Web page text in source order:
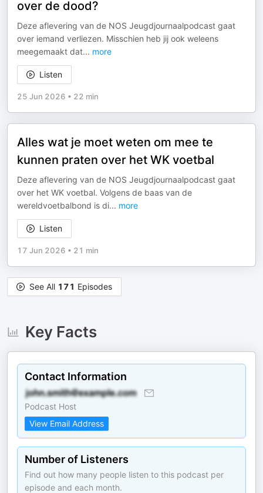
over de dood?
Deze aflevering van de NOS Jeugdjournaalpodcast gaat
over iemand verliezen. Misschien heb jij ook weleens
meegemaakt dat... more
Listen
25 Jun 2026 • 22 min
Alles wat je moet weten om mee te
kunnen praten over het WK voetbal
Deze aflevering van de NOS Jeugdjournaalpodcast gaat
over het WK voetbal. Volgens de baas van de
wereldvoetbalbond is di... more
Listen
17 Jun 2026 • 21 min
See All 171 Episodes
Key Facts
Contact Information
Podcast Host
View Email Address
Number of Listeners
Find out how many people listen to this podcast per
episode and each month.